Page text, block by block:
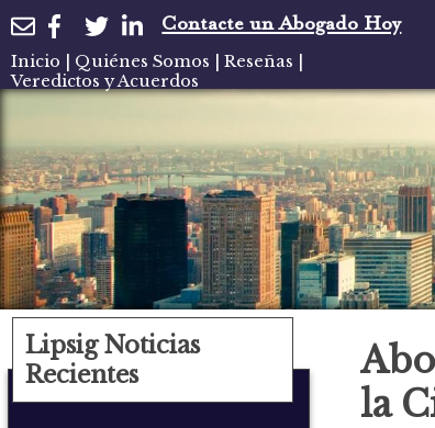
Contacte un Abogado Hoy
Inicio Quiénes Somos Reseñas
Veredictos y Acuerdos
Lipsig Noticias
Recientes
la